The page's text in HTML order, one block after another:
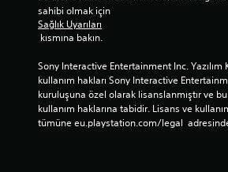
v
e
m
n
ü
l
e
r
sahibi olmak için
Sağlık Uyarıları
kısmına bakın.
Sony Interactive Entertainment Inc.
kullanım hakları Sony Interactive
kuruluşuna özel olarak lisanslanmıştır ve
kullanım haklarına tabidir. Lisans ve
tümüne eu.playstation.com/legal